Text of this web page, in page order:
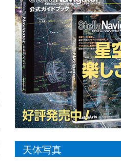
天体写真